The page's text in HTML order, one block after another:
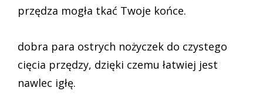
przędza mogła tkać Twoje końce.
dobra para ostrych nożyczek do czystego
cięcia przędzy, dzięki czemu łatwiej jest
nawlec igłę.